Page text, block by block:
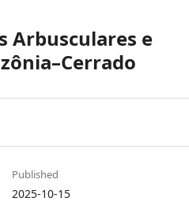
Arbusculares e
Published
2025-10-15